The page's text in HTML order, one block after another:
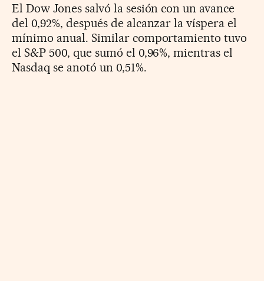
El Dow Jones salvó la sesión con un avance
del 0,92%, después de alcanzar la víspera el
mínimo anual. Similar comportamiento tuvo
el S&P 500, que sumó el 0,96%, mientras el
Nasdaq se anotó un 0,51%.